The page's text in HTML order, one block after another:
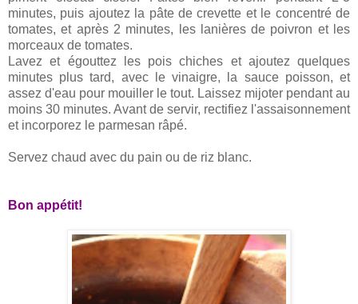
minutes, puis ajoutez la pâte de crevette et le concentré de
tomates, et après 2 minutes, les lanières de poivron et les
morceaux de tomates.
Lavez et égouttez les pois chiches et ajoutez quelques
minutes plus tard, avec le vinaigre, la sauce poisson, et
assez d'eau pour mouiller le tout. Laissez mijoter pendant au
moins 30 minutes. Avant de servir, rectifiez l'assaisonnement
et incorporez le parmesan râpé.
Servez chaud avec du pain ou de riz blanc.
Bon appétit!